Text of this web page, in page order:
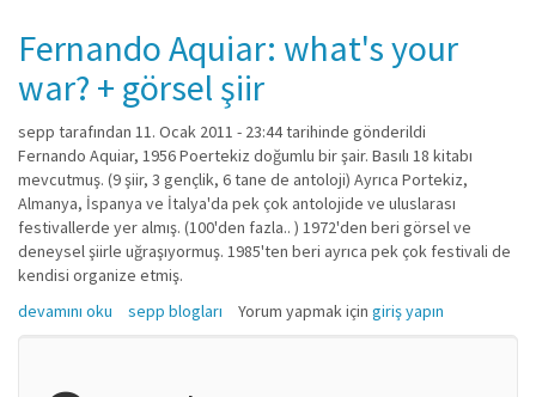
Fernando Aquiar: what's your
war? + görsel şiir
sepp tarafından 11. Ocak 2011 - 23:44 tarihinde gönderildi
Fernando Aquiar, 1956 Poertekiz doğumlu bir şair. Basılı 18 kitabı
mevcutmuş. (9 şiir, 3 gençlik, 6 tane de antoloji) Ayrıca Portekiz,
Almanya, İspanya ve İtalya'da pek çok antolojide ve uluslarası
festivallerde yer almış. (100'den fazla.. ) 1972'den beri görsel ve
deneysel şiirle uğraşıyormuş. 1985'ten beri ayrıca pek çok festivali de
kendisi organize etmiş.
Fernando Aquiar: what's your war? + görsel şiir hakkında
devamını oku sepp blogları Yorum yapmak için giriş yapın